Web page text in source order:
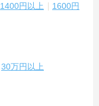
1400円以上
1600円
30万円以上